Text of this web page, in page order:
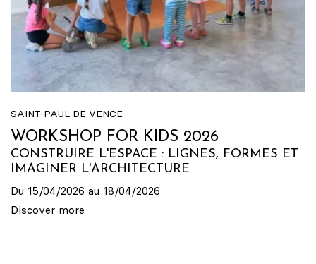
SAINT-PAUL DE VENCE
WORKSHOP FOR KIDS 2026
CONSTRUIRE L'ESPACE : LIGNES, FORMES ET
IMAGINER L'ARCHITECTURE
Du 15/04/2026 au 18/04/2026
Discover more